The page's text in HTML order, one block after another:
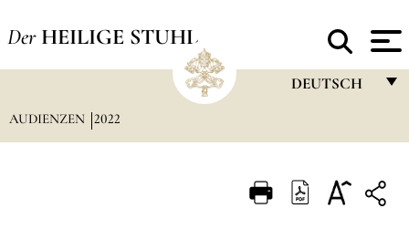
Der HEILIGE STUHL
DEUTSCH
ITALIANO
AUDIENZEN 2022